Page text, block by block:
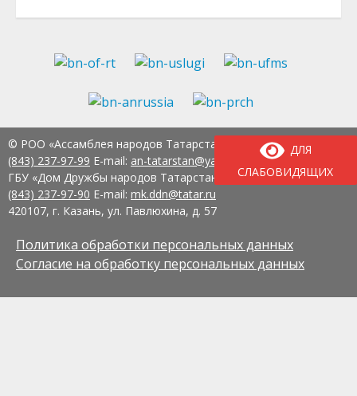
ДЛЯ
СЛАБОВИДЯЩИХ
© РОО «Ассамблея народов Татарстана» Тел.:8
(843) 237-97-99 E-mail: an-tatarstan@yandex.ru
ГБУ «Дом Дружбы народов Татарстана» Тел.:8
(843) 237-97-90 E-mail: mk.ddn@tatar.ru
420107, г. Казань, ул. Павлюхина, д. 57
Политика обработки персональных данных
Согласие на обработку персональных данных